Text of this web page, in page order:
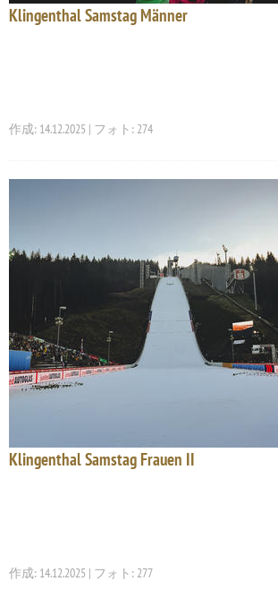
Klingenthal Samstag Männer
作成: 14.12.2025 | フォト: 274
Klingenthal Samstag Frauen II
作成: 14.12.2025 | フォト: 277